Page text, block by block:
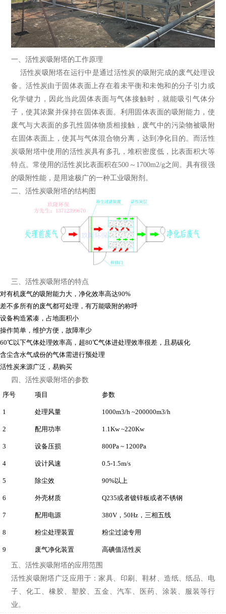
一、活性炭吸附塔的工作原理
活性炭吸附塔在运行中是通过活性炭的吸附完成的废气处理设
备。活性炭由于固体表面上存在着未平衡和未饱和的分子引力或
化学键力，因此当此固体表面与气体接触时，就能吸引气体分
子，使其浓聚并保持在固体表面。利用固体表面的吸附能力，使
废气与大表面的多孔性固体物质相接触，废气中的污染物被吸附
在固体表面上，使其与气体混合物分离，达到净化目的。而活性
炭吸附塔中使用的活性炭具有多孔，堆积密度低，比表面积大等
特点。常使用的活性炭比表面积在500～1700m2/g之间。具有很强
的吸附性能，是用途极广的一种工业吸附剂。
二、活性炭吸附塔的结构图
三、活性炭吸附塔的特点
对有机废气的吸附能力大，净化效率高达90%
差不多所有的废气都可处理，有万能吸附的称呼
设备构造紧凑，占地面积小
操作简单，维护方便，故障率少
60℃以下气体处理效率高，超80℃气体进处理效率很差，且易碳化
含尘含水气成份的气体需进行预处理
活性炭来源广泛，易购买
四、活性炭吸附塔的参数
序号 项目 参数
1 处理风量 1000m3/h ~200000m3/h
2 配用功率 1.1Kw ~220Kw
3 设备压损 800Pa ~ 1200Pa
4 设计风速 0.5-1.5m/s
5 除尘效 90%以上
6 外壳材质 Q235或者镀锌板或者不锈钢
7 配用电源 380V，50Hz，三相五线
8 粉尘处理装置 粉尘过滤专用
9 废气净化装置 高碘值活性炭
五、活性炭吸附塔的应用范围
活性炭吸附塔广泛应用于：家具、印刷、鞋材、造纸、纸品、电
子、化工、橡胶、塑胶、五金、汽车、医药、涂装、服装等行
业。